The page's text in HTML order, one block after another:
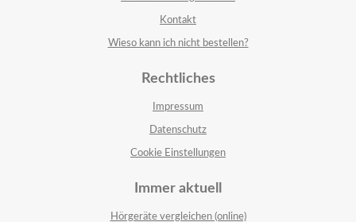
Kontakt
Wieso kann ich nicht bestellen?
Rechtliches
Impressum
Datenschutz
Cookie Einstellungen
Immer aktuell
Hörgeräte vergleichen (online)